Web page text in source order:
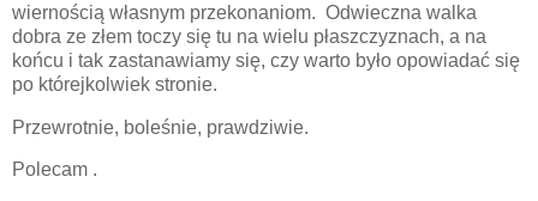
wiernością własnym przekonaniom. Odwieczna walka
dobra ze złem toczy się tu na wielu płaszczyznach, a na
końcu i tak zastanawiamy się, czy warto było opowiadać się
po którejkolwiek stronie.
Przewrotnie, boleśnie, prawdziwie.
Polecam .